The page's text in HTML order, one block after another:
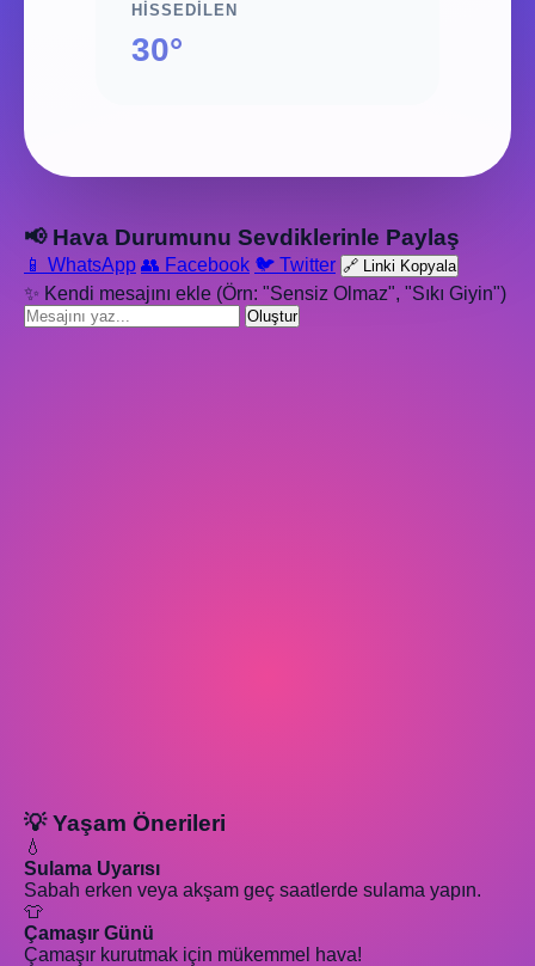
HISSEDILEN
30°
📢 Hava Durumunu Sevdiklerinle Paylaş
📱 WhatsApp 👥 Facebook 🐦 Twitter 🔗 Linki Kopyala
✨ Kendi mesajını ekle (Örn: "Sensiz Olmaz", "Sıkı Giyin")
Oluştur
💡 Yaşam Önerileri
💧
Sulama Uyarısı
Sabah erken veya akşam geç saatlerde sulama yapın.
👕
Çamaşır Günü
Çamaşır kurutmak için mükemmel hava!